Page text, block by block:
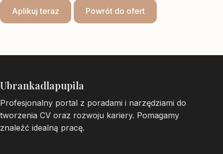
Aplikuj teraz
Powrót do ofert
Ubrankadlapupila
Profesjonalny portal z poradami i narzędziami do
tworzenia CV oraz rozwoju kariery. Pomagamy
znaleźć idealną pracę.